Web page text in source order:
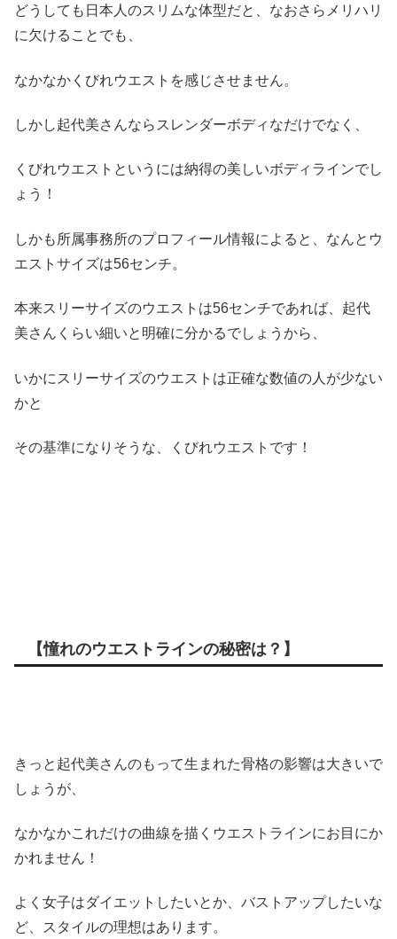
どうしても日本人のスリムな体型だと、なおさらメリハリ
に欠けることでも、
なかなかくびれウエストを感じさせません。
しかし起代美さんならスレンダーボディなだけでなく、
くびれウエストというには納得の美しいボディラインでし
ょう！
しかも所属事務所のプロフィール情報によると、なんとウ
エストサイズは56センチ。
本来スリーサイズのウエストは56センチであれば、起代
美さんくらい細いと明確に分かるでしょうから、
いかにスリーサイズのウエストは正確な数値の人が少ない
かと
その基準になりそうな、くびれウエストです！
【憧れのウエストラインの秘密は？】
きっと起代美さんのもって生まれた骨格の影響は大きいで
しょうが、
なかなかこれだけの曲線を描くウエストラインにお目にか
かれません！
よく女子はダイエットしたいとか、バストアップしたいな
ど、スタイルの理想はあります。